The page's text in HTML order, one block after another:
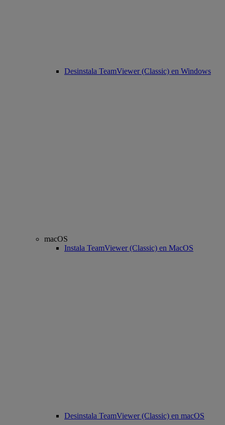
Desinstala TeamViewer (Classic) en Windows
macOS
Instala TeamViewer (Classic) en MacOS
Desinstala TeamViewer (Classic) en macOS